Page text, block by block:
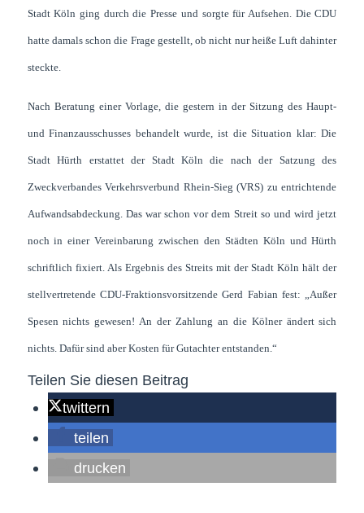
Stadt Köln ging durch die Presse und sorgte für Auf­sehen. Die CDU
hatte damals schon die Frage gestellt, ob nicht nur heiße Luft dahinter
steckte.
Nach Beratung einer Vorlage, die gestern in der Sitzung des Haupt-
und Finanzausschusses behandelt wurde, ist die Situation klar: Die
Stadt Hürth erstattet der Stadt Köln die nach der Satzung des
Zweckverbandes Verkehrsverbund Rhein-Sieg (VRS) zu entrichtende
Aufwandsabdeckung. Das war schon vor dem Streit so und wird jetzt
noch in einer Vereinbarung zwischen den Städten Köln und Hürth
schriftlich fixiert. Als Ergebnis des Streits mit der Stadt Köln hält der
stellvertretende CDU-Fraktionsvorsitzende Gerd Fabian fest: „Außer
Spesen nichts gewesen! An der Zahlung an die Kölner ändert sich
nichts. Dafür sind aber Kosten für Gutachter entstanden.“
Teilen Sie diesen Beitrag
twittern
teilen
drucken